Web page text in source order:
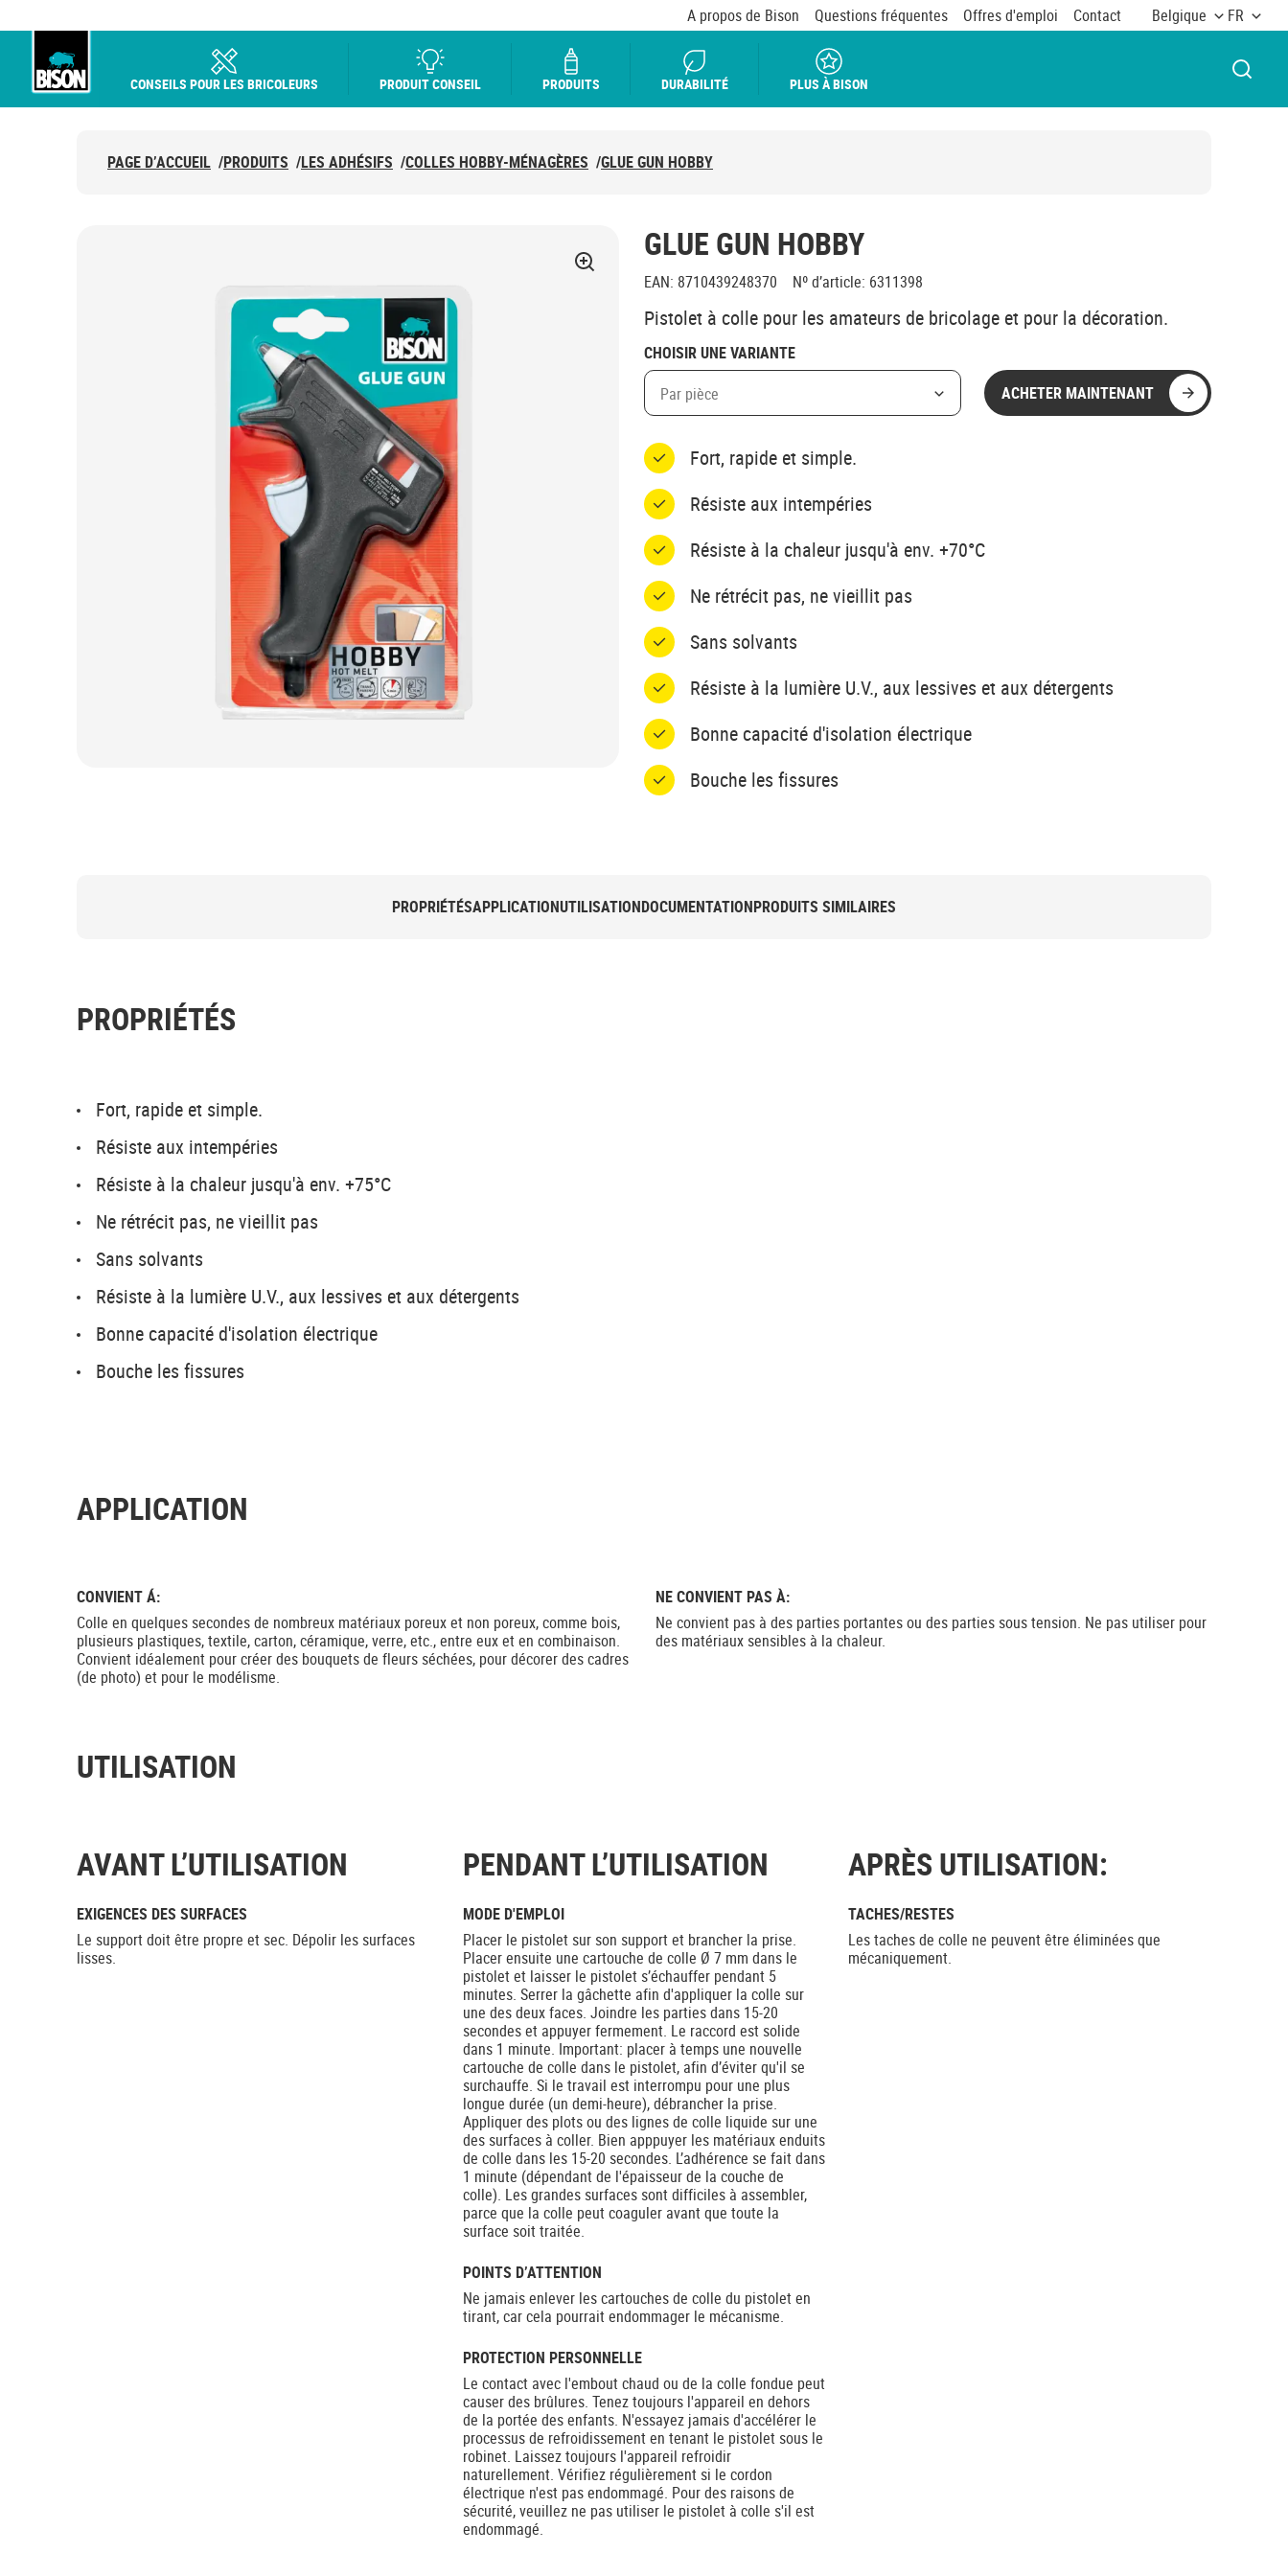
A propos de Bison Questions fréquentes Offres d'emploi Contact Belgique FR
CONSEILS POUR LES BRICOLEURS PRODUIT CONSEIL PRODUITS DURABILITÉ PLUS À BISON
PAGE D’ACCUEIL /PRODUITS /LES ADHÉSIFS /COLLES HOBBY-MÉNAGÈRES /GLUE GUN HOBBY
GLUE GUN HOBBY
EAN: 8710439248370 Nº d’article: 6311398
Pistolet à colle pour les amateurs de bricolage et pour la décoration.
CHOISIR UNE VARIANTE
Par pièce
ACHETER MAINTENANT
Fort, rapide et simple.
Résiste aux intempéries
Résiste à la chaleur jusqu'à env. +70°C
Ne rétrécit pas, ne vieillit pas
Sans solvants
Résiste à la lumière U.V., aux lessives et aux détergents
Bonne capacité d'isolation électrique
Bouche les fissures
PROPRIÉTÉSAPPLICATIONUTILISATIONDOCUMENTATIONPRODUITS SIMILAIRES
PROPRIÉTÉS
Fort, rapide et simple.
Résiste aux intempéries
Résiste à la chaleur jusqu'à env. +75°C
Ne rétrécit pas, ne vieillit pas
Sans solvants
Résiste à la lumière U.V., aux lessives et aux détergents
Bonne capacité d'isolation électrique
Bouche les fissures
APPLICATION
CONVIENT Á:
Colle en quelques secondes de nombreux matériaux poreux et non poreux, comme bois,
plusieurs plastiques, textile, carton, céramique, verre, etc., entre eux et en combinaison.
Convient idéalement pour créer des bouquets de fleurs séchées, pour décorer des cadres
(de photo) et pour le modélisme.
NE CONVIENT PAS À:
Ne convient pas à des parties portantes ou des parties sous tension. Ne pas utiliser pour
des matériaux sensibles à la chaleur.
UTILISATION
AVANT L’UTILISATION
EXIGENCES DES SURFACES
Le support doit être propre et sec. Dépolir les surfaces
lisses.
PENDANT L’UTILISATION
MODE D'EMPLOI
Placer le pistolet sur son support et brancher la prise.
Placer ensuite une cartouche de colle Ø 7 mm dans le
pistolet et laisser le pistolet s’échauffer pendant 5
minutes. Serrer la gâchette afin d'appliquer la colle sur
une des deux faces. Joindre les parties dans 15-20
secondes et appuyer fermement. Le raccord est solide
dans 1 minute. Important: placer à temps une nouvelle
cartouche de colle dans le pistolet, afin d’éviter qu'il se
surchauffe. Si le travail est interrompu pour une plus
longue durée (un demi-heure), débrancher la prise.
Appliquer des plots ou des lignes de colle liquide sur une
des surfaces à coller. Bien apppuyer les matériaux enduits
de colle dans les 15-20 secondes. L’adhérence se fait dans
1 minute (dépendant de l'épaisseur de la couche de
colle). Les grandes surfaces sont difficiles à assembler,
parce que la colle peut coaguler avant que toute la
surface soit traitée.
POINTS D’ATTENTION
Ne jamais enlever les cartouches de colle du pistolet en
tirant, car cela pourrait endommager le mécanisme.
PROTECTION PERSONNELLE
Le contact avec l'embout chaud ou de la colle fondue peut
causer des brûlures. Tenez toujours l'appareil en dehors
de la portée des enfants. N'essayez jamais d'accélérer le
processus de refroidissement en tenant le pistolet sous le
robinet. Laissez toujours l'appareil refroidir
naturellement. Vérifiez régulièrement si le cordon
électrique n'est pas endommagé. Pour des raisons de
sécurité, veuillez ne pas utiliser le pistolet à colle s'il est
endommagé.
APRÈS UTILISATION:
TACHES/RESTES
Les taches de colle ne peuvent être éliminées que
mécaniquement.